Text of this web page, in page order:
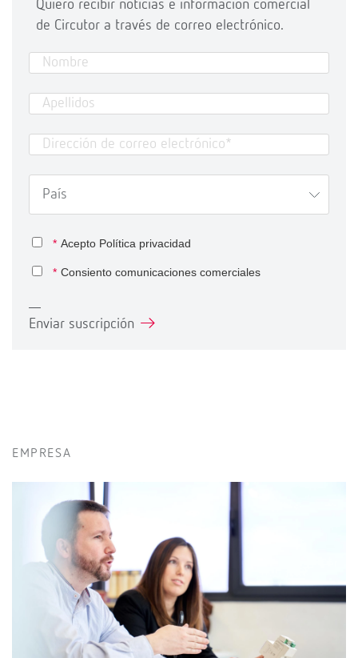
Quiero recibir noticias e información comercial
de Circutor a través de correo electrónico.
* Acepto Política privacidad
* Consiento comunicaciones comerciales
Enviar suscripción
EMPRESA